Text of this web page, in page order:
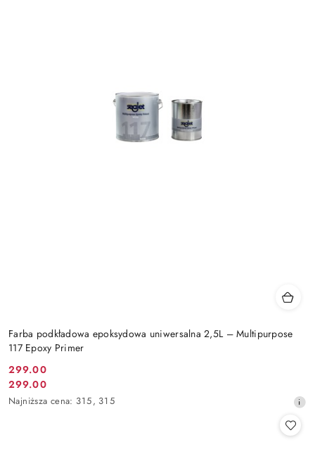
Farba podkładowa epoksydowa uniwersalna 2,5L – Multipurpose
117 Epoxy Primer
Cena
promocyjna:
299.00
Cena
promocyjna:
299.00
Najniższa
Najniższa cena: 315, 315